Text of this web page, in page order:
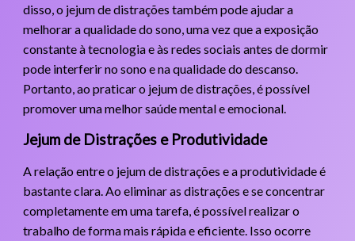
disso, o jejum de distrações também pode ajudar a
melhorar a qualidade do sono, uma vez que a exposição
constante à tecnologia e às redes sociais antes de dormir
pode interferir no sono e na qualidade do descanso.
Portanto, ao praticar o jejum de distrações, é possível
promover uma melhor saúde mental e emocional.
Jejum de Distrações e Produtividade
A relação entre o jejum de distrações e a produtividade é
bastante clara. Ao eliminar as distrações e se concentrar
completamente em uma tarefa, é possível realizar o
trabalho de forma mais rápida e eficiente. Isso ocorre